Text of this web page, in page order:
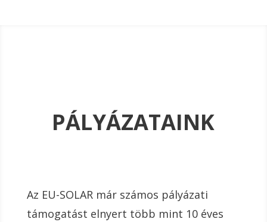
PÁLYÁZATAINK
Az EU-SOLAR már számos pályázati
támogatást elnyert több mint 10 éves